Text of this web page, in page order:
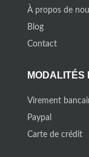
À propos de
Blog
Contact
MODALITÉS
Virement
Paypal
Carte de crédit